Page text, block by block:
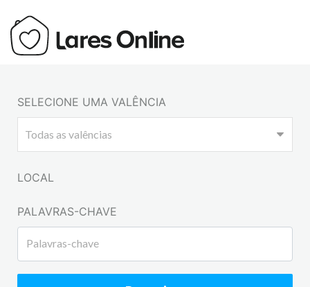
SELECIONE UMA VALÊNCIA
LOCAL
PALAVRAS-CHAVE